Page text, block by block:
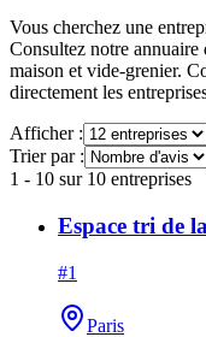
Vous cherchez une
Consultez notre annuaire
maison et vide-grenier.
directement les
Afficher :
Trier par :
1 - 10 sur 10 entreprises
Espace tri de
#1
Paris